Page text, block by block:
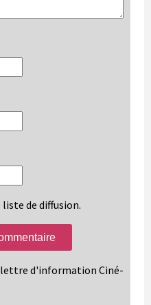
de diffusion.
d'information Ciné-